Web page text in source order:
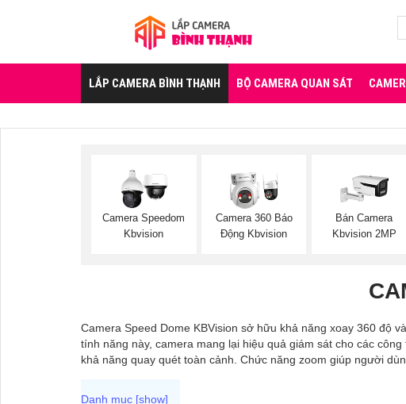
LẮP CAMERA BÌNH THẠNH BỘ CAMERA QUAN SÁT
Camera Speedom
Kbvision
Camera 360 Báo
Động Kbvision
Bán Camera
Kbvision 2MP
Camera Speed Dome KBVision sở hữu khả năng xoay 360 độ
tính năng này, camera mang lại hiệu quả giám sát cho các
khả năng quay quét toàn cảnh. Chức năng zoom giúp người